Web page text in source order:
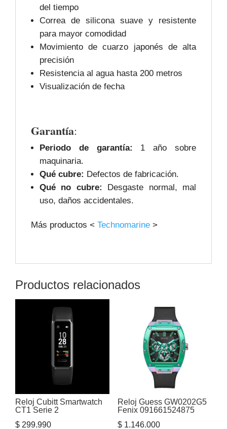
del tiempo
Correa de silicona suave y resistente
para mayor comodidad
Movimiento de cuarzo japonés de alta
precisión
Resistencia al agua hasta 200 metros
Visualización de fecha
Garantía:
Periodo de garantía: 1 año sobre
maquinaria.
Qué cubre: Defectos de fabricación.
Qué no cubre: Desgaste normal, mal
uso, daños accidentales.
Más productos < Technomarine >
Productos relacionados
Reloj Cubitt Smartwatch
CT1 Serie 2
$ 299.990
Reloj Guess GW0202G5
Fenix 091661524875
$1.146.000